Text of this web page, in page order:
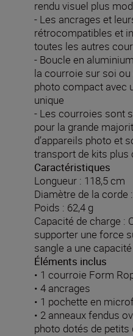
rendu visuel plus
- Les ancrages et
rétrocompatibles et
toutes les autres
- Boucle en
la courroie sur soi
photo compact avec
unique
- Les courroies sont
pour la grande
d’appareils photo et
transport de kits plus
Caractéristiques
Longueur : 118,5 cm
Diamètre de la corde
Poids : 62,4 g
Capacité de charge :
supporter une force
sangle a une
Éléments inclus
• 1 courroie Form
• 4 ancrages
• 1 pochette en
• 2 anneaux fendus
photo dotés de